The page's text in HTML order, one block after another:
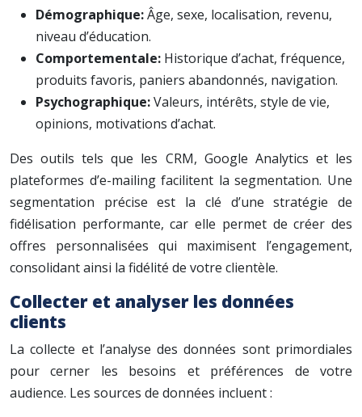
Démographique:Âge, sexe, localisation, revenu,
niveau d’éducation.
Comportementale: Historique d’achat, fréquence,
produits favoris, paniers abandonnés, navigation.
Psychographique:Valeurs, intérêts, style de vie,
opinions, motivations d’achat.
Des outils tels que les CRM, Google Analytics et les
plateformes d’e-mailing facilitent la segmentation. Une
segmentation précise est la clé d’une stratégie de
fidélisation performante, car elle permet de créer des
offres personnalisées qui maximisent l’engagement,
consolidant ainsi la fidélité de votre clientèle.
Collecter et analyser les données
clients
La collecte et l’analyse des données sont primordiales
pour cerner les besoins et préférences de votre
audience. Les sources de données incluent :